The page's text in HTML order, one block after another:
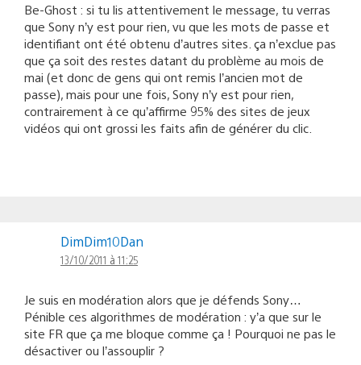
Be-Ghost : si tu lis attentivement le message, tu verras
que Sony n’y est pour rien, vu que les mots de passe et
identifiant ont été obtenu d’autres sites. ça n’exclue pas
que ça soit des restes datant du problème au mois de
mai (et donc de gens qui ont remis l’ancien mot de
passe), mais pour une fois, Sony n’y est pour rien,
contrairement à ce qu’affirme 95% des sites de jeux
vidéos qui ont grossi les faits afin de générer du clic.
DimDim10Dan
13/10/2011 à 11:25
Je suis en modération alors que je défends Sony…
Pénible ces algorithmes de modération : y’a que sur le
site FR que ça me bloque comme ça ! Pourquoi ne pas le
désactiver ou l’assouplir ?